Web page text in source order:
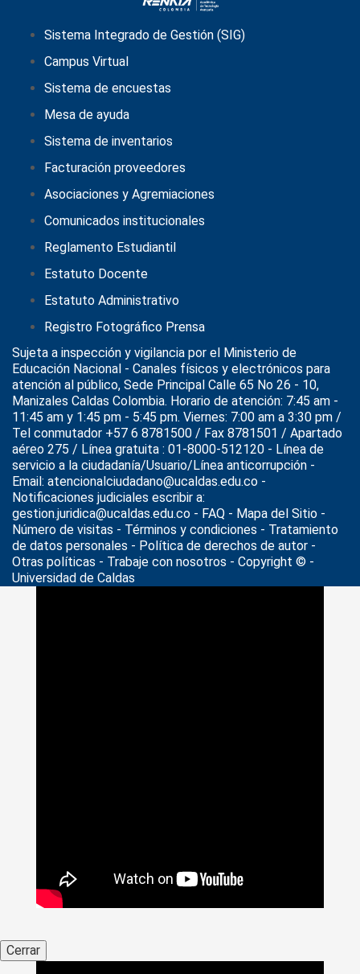
Sistema Integrado de Gestión (SIG)
Campus Virtual
Sistema de encuestas
Mesa de ayuda
Sistema de inventarios
Facturación proveedores
Asociaciones y Agremiaciones
Comunicados institucionales
Reglamento Estudiantil
Estatuto Docente
Estatuto Administrativo
Registro Fotográfico Prensa
Sujeta a inspección y vigilancia por el Ministerio de
Educación Nacional - Canales físicos y electrónicos para
atención al público, Sede Principal Calle 65 No 26 - 10,
Manizales Caldas Colombia. Horario de atención: 7:45 am -
11:45 am y 1:45 pm - 5:45 pm. Viernes: 7:00 am a 3:30 pm /
Tel conmutador +57 6 8781500 / Fax 8781501 / Apartado
aéreo 275 / Línea gratuita : 01-8000-512120 - Línea de
servicio a la ciudadanía/Usuario/Línea anticorrupción -
Email: atencionalciudadano@ucaldas.edu.co -
Notificaciones judiciales escribir a:
gestion.juridica@ucaldas.edu.co - FAQ - Mapa del Sitio -
Número de visitas - Términos y condiciones - Tratamiento
de datos personales - Política de derechos de autor -
Otras políticas - Trabaje con nosotros - Copyright © -
Universidad de Caldas
Cerrar